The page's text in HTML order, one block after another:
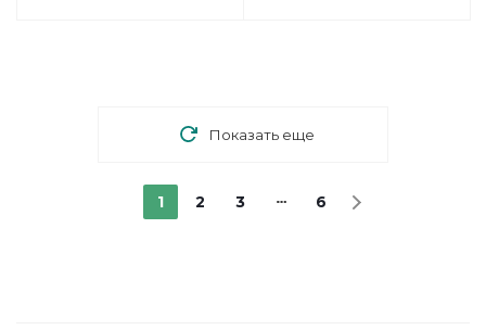
Показать еще
1 2 3 6